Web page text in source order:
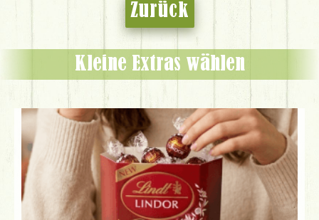
Zurück
Kleine Extras wählen